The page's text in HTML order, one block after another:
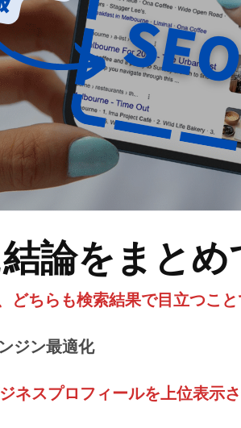
論をまと
どちらも検索結果で目立つこ
ジン最適化
ネスプロフィールを上位表示